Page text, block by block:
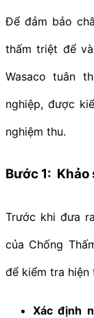
Để đảm bảo
thấm triệt để
Wasaco tuân
nghiệp, được
nghiệm thu.
Bước 1: Khảo
Trước khi đưa
của Chống
để kiểm tra hiện
Xác định